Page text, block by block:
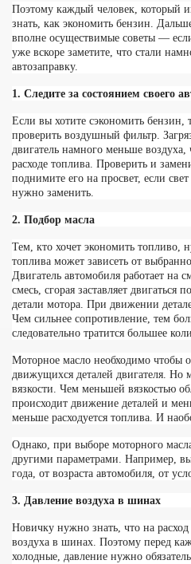
Поэтому каждый человек, который
знать, как экономить бензин.
вполне осуществимые советы —
уже вскоре заметите, что стали
автозаправку.
1. Следите за состоянием своего
Если вы хотите сэкономить
проверить воздушный фильтр.
двигатель намного меньше воздуха,
расходе топлива. Проверить и
поднимите его на просвет, если
нужно заменить.
2. Подбор масла
Тем, кто хочет экономить топливо,
топлива может зависеть от
Двигатель автомобиля работает на
смесь, сгорая заставляет двигаться
детали мотора. При движении
Чем сильнее сопротивление, тем
следовательно тратится большее
Моторное масло необходимо чтобы
движущихся деталей двигателя. Но
вязкости. Чем меньшей вязкостью
происходит движение деталей и
меньше расходуется топлива. И
Однако, при выборе моторного
другими параметрами. Например,
года, от возраста автомобиля, от
3. Давление воздуха в шинах
Новичку нужно знать, что на
воздуха в шинах. Поэтому перед
холодные, давление нужно
БОГАТЫМ